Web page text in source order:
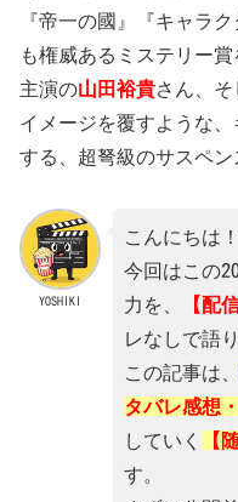
『帝一の國』『キャラ
も権威あるミステリー
主演の山田裕貴さん、そ
イメージを覆すような
する、超弩級のサスペン
YOSHIKI
こんにちは
今回はこの
力を、
【配
レなしで語
この記事は、
タバレ感想
していく
【
す。